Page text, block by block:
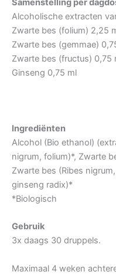
Samenstelling per
Alcoholische extracten
Zwarte bes (folium) 2,25
Zwarte bes (gemmae)
Zwarte bes (fructus) 0,75
Ginseng 0,75 ml
Ingrediënten
Alcohol (Bio ethanol)
nigrum, folium)*, Zwarte
Zwarte bes (Ribes
ginseng radix)*
*Biologisch
Gebruik
3x daags 30 druppels.
Maximaal 4 weken